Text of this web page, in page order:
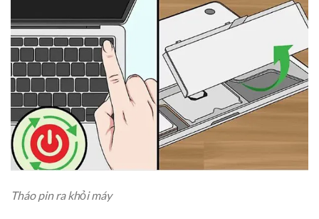
Tháo pin ra khỏi máy